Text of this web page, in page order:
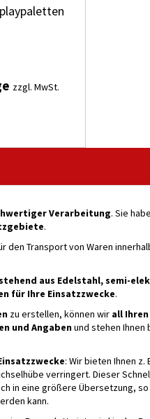
zzgl. MwSt.
Verarbeitung. Sie
.
Transport von Waren
aus Edelstahl, semi-
für Ihre Einsatzzwecke.
zu erstellen, können wir all Ihren
und Angabenund stehen Ihnen
: Wir bieten Ihnen z.
verringert. Dieser
in eine größere Übersetzung,
kann.